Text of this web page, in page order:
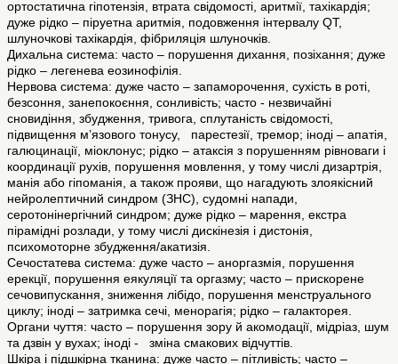
ортостатична гіпотензія, втрата свідомості, аритмії, тахікардія;
дуже рідко – піруетна аритмія, подовження інтервалу QT,
шлуночкові тахікардія, фібриляція шлуночків.
Дихальна система: часто – порушення дихання, позіхання; дуже
рідко – легенева еозинофілія.
Нервова система: дуже часто – запаморочення, сухість в роті,
безсоння, занепокоєння, сонливість; часто - незвичайні
сновидіння, збудження, тривога, сплутаність свідомості,
підвищення м’язового тонусу, парестезії, тремор; іноді – апатія,
галюцинації, міоклонус; рідко – атаксія з порушенням рівноваги і
координації рухів, порушення мовлення, у тому числі дизартрія,
манія або гіпоманія, а також прояви, що нагадують злоякісний
нейролептичний синдром (ЗНС), судомні напади,
серотонінергічний синдром; дуже рідко – марення, екстра
пірамідні розлади, у тому числі дискінезія і дистонія,
психомоторне збудження/акатизія.
Сечостатева система: дуже часто – аноргазмія, порушення
ерекції, порушення еякуляції та оргазму; часто – прискорене
сечовипускання, зниження лібідо, порушення менструального
циклу; іноді – затримка сечі, менорагія; рідко – галакторея.
Органи чуття: часто – порушення зору й акомодації, мідріаз, шум
та дзвін у вухах; іноді - зміна смакових відчуттів.
Шкіра і підшкірна тканина: дуже часто – пітливість; часто –